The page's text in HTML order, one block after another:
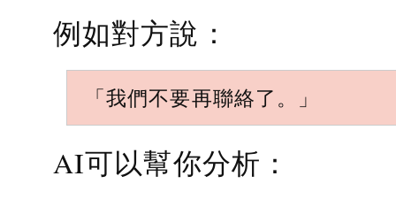
例如對方說：
「我們不要再聯絡了。」
AI可以幫你分析：